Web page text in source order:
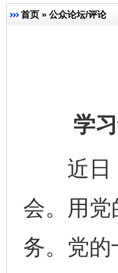
首页 » 公众论坛/评论
学习语
近日，
会。用
务。党